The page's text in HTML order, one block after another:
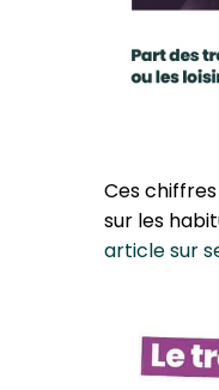
Ces
sur les
article sur